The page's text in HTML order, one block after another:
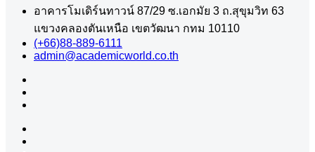
อาคารโมเดิร์นทาวน์ 87/29 ซ.เอกมัย 3 ถ.สุขุมวิท 63
แขวงคลองตันเหนือ เขตวัฒนา กทม 10110
(+66)88-889-6111
admin@academicworld.co.th